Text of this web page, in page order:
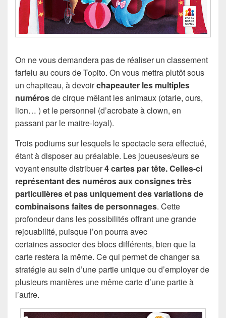
On ne vous demandera pas de réaliser un classement
farfelu au cours de Topito. On vous mettra plutôt sous
un chapiteau, à devoirchapeauter les multiples
numérosde cirque mêlant les animaux (otarie, ours,
lion… ) et le personnel (d’acrobate à clown, en
passant par le maitre-loyal).
Trois podiums sur lesquels le spectacle sera effectué,
étant à disposer au préalable. Les joueuses/eurs se
voyant ensuite distribuer4 cartes par tête. Celles-ci
représentant des numéros aux consignes très
particulières et pas uniquement des variations de
combinaisons faites de personnages. Cette
profondeur dans les possibilités offrant une grande
rejouabilité, puisque l’on pourra avec
certaines associer des blocs différents, bien que la
carte restera la même. Ce qui permet de changer sa
stratégie au sein d’une partie unique ou d’employer de
plusieurs manières une même carte d’une partie à
l’autre.